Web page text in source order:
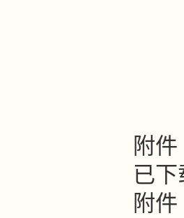
附件
已下
附件